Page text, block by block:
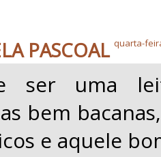
PASCOAL quarta-
ser uma
bem
e aquele